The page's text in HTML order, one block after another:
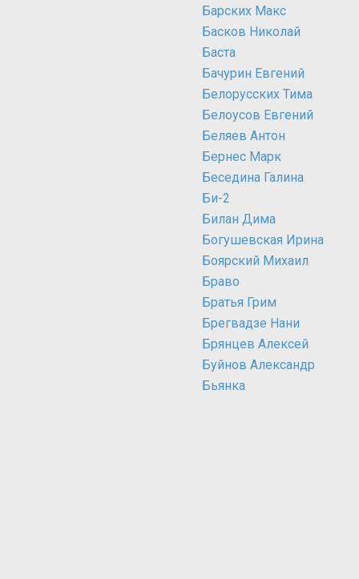
Барских Макс
Басков Николай
Баста
Бачурин Евгений
Белорусских Тима
Белоусов Евгений
Беляев Антон
Бернес Марк
Беседина Галина
Би-2
Билан Дима
Богушевская Ирина
Боярский Михаил
Браво
Братья Грим
Брегвадзе Нани
Брянцев Алексей
Буйнов Александр
Бьянка